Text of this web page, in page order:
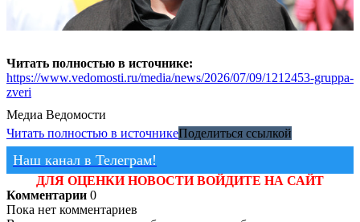
Читать полностью в источнике:
https://www.vedomosti.ru/media/news/2026/07/09/1212453-gruppa-
zveri
Медиа Ведомости
Читать полностью в источникеПоделиться ссылкой
Наш канал в Телеграм!
ДЛЯ ОЦЕНКИ НОВОСТИ ВОЙДИТЕ НА САЙТ
Комментарии 0
Пока нет комментариев